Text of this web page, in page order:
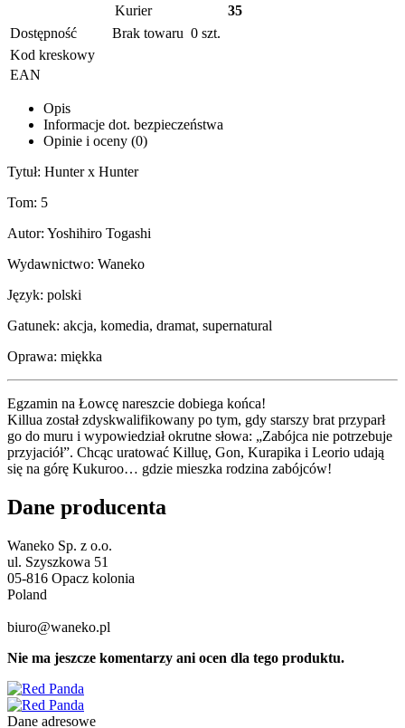
Kurier
35
Dostępność
Brak towaru 0 szt.
Kod kreskowy
EAN
Opis
Informacje dot. bezpieczeństwa
Opinie i oceny (0)
Tytuł: Hunter x Hunter
Tom: 5
Autor: Yoshihiro Togashi
Wydawnictwo: Waneko
Język: polski
Gatunek: akcja, komedia, dramat, supernatural
Oprawa: miękka
Egzamin na Łowcę nareszcie dobiega końca!
Killua został zdyskwalifikowany po tym, gdy starszy brat przyparł
go do muru i wypowiedział okrutne słowa: „Zabójca nie potrzebuje
przyjaciół”. Chcąc uratować Killuę, Gon, Kurapika i Leorio udają
się na górę Kukuroo… gdzie mieszka rodzina zabójców!
Dane producenta
Waneko Sp. z o.o.
ul. Szyszkowa 51
05-816 Opacz kolonia
Poland
biuro@waneko.pl
Nie ma jeszcze komentarzy ani ocen dla tego produktu.
Dane adresowe